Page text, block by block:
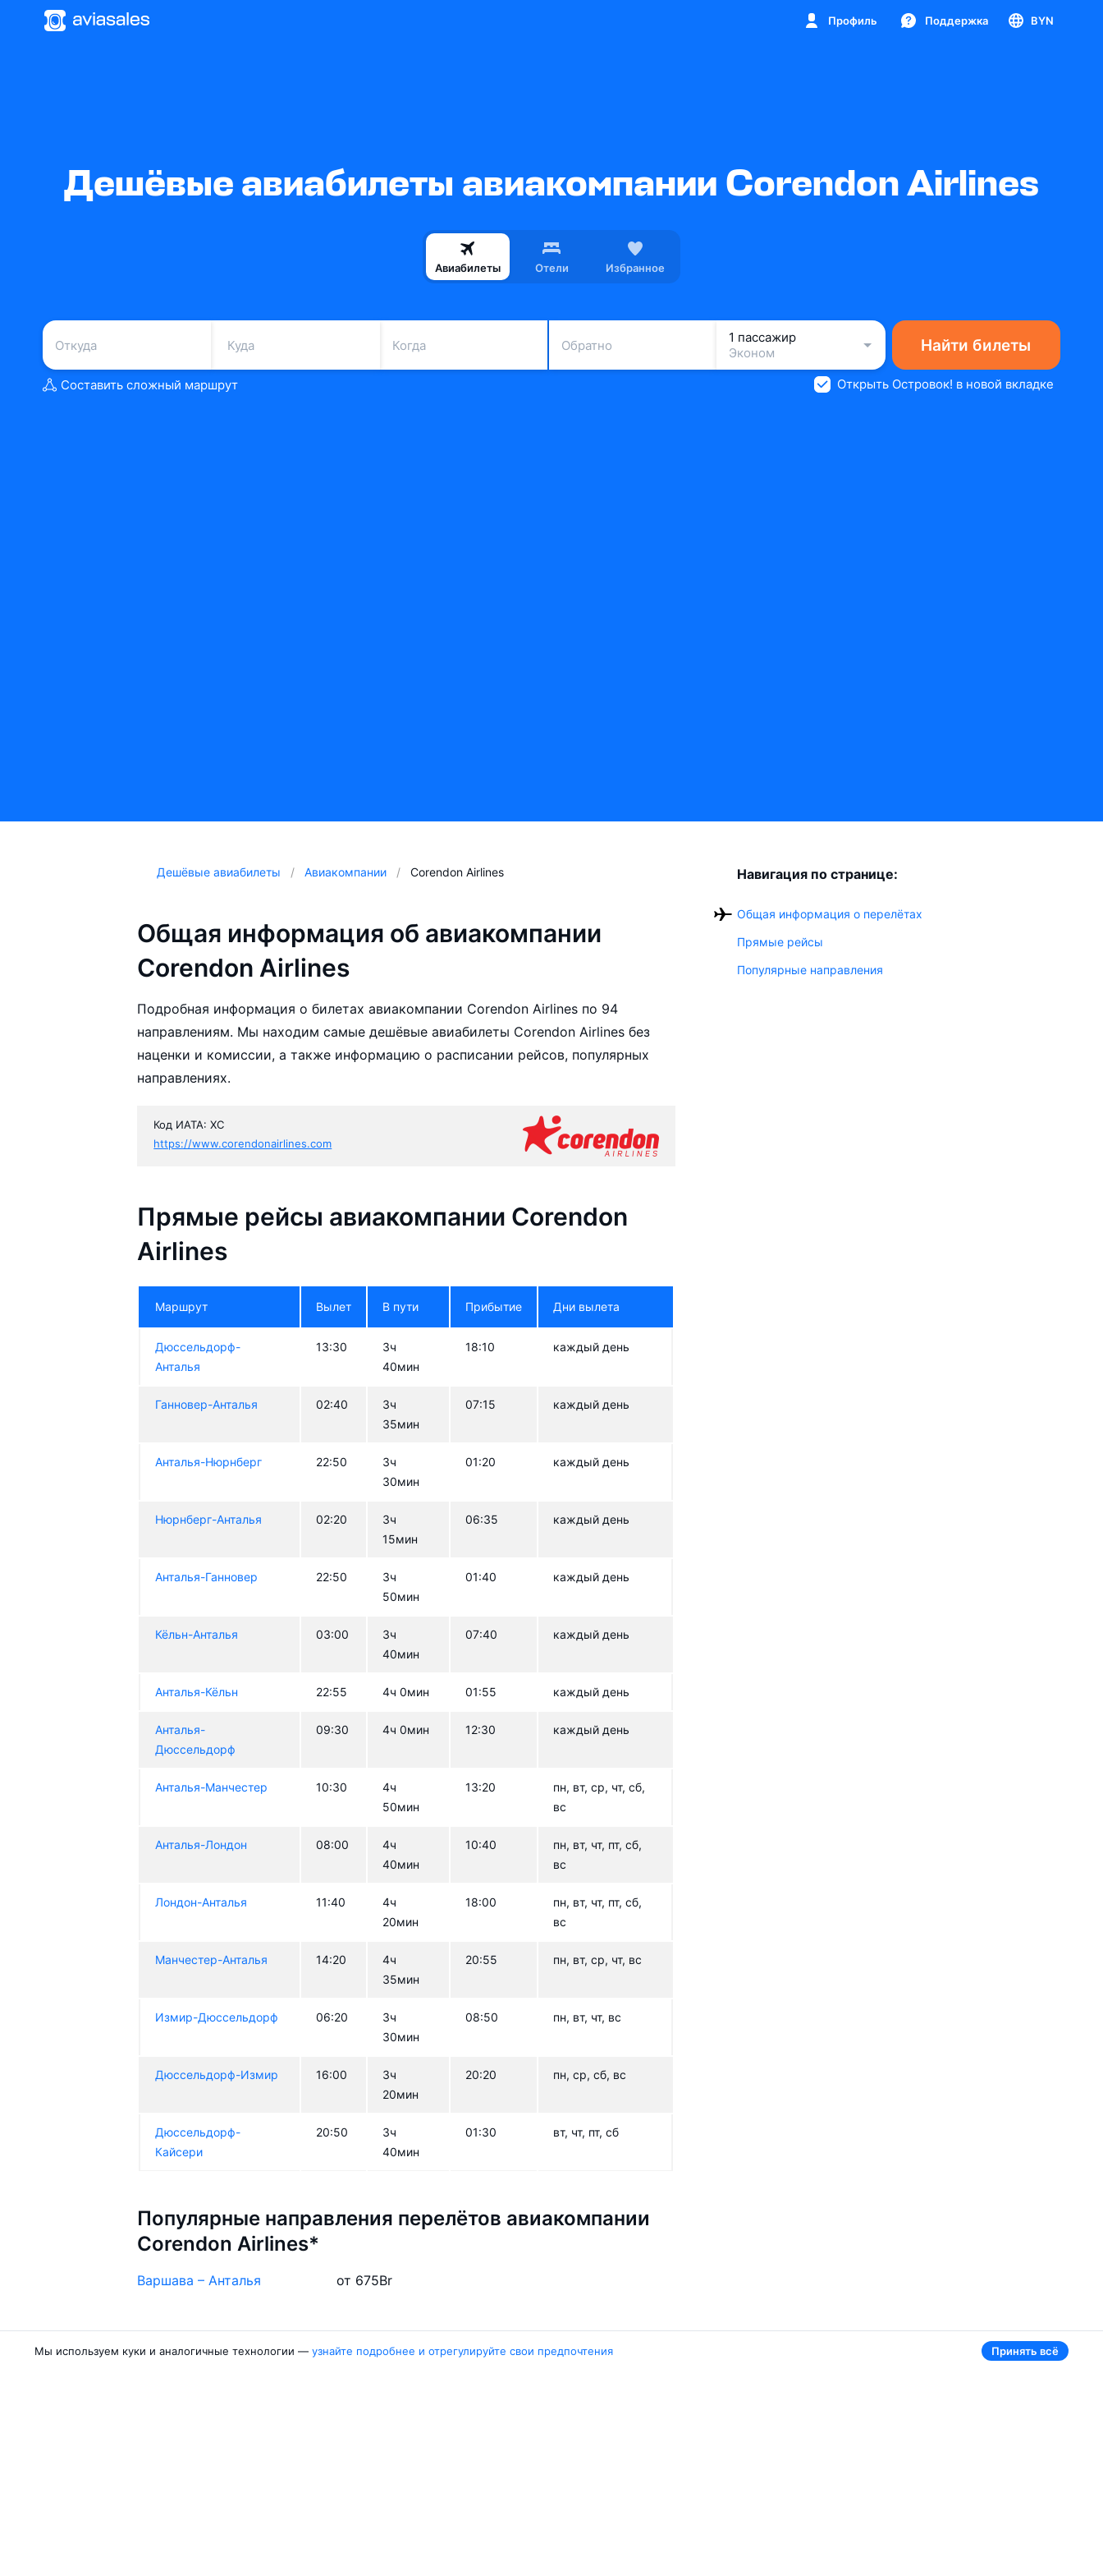
Профиль Поддержка BYN
Дешёвые авиабилеты авиакомпании Corendon Airlines
Авиабилеты Отели Избранное
Когда Обратно
1 пассажир
Эконом
Найти билеты
Составить сложный маршрут Открыть Островок! в новой вкладке
Дешёвые авиабилеты Авиакомпании Corendon Airlines
Общая информация об авиакомпании
Corendon Airlines
Подробная информация о билетах авиакомпании Corendon Airlines по 94
направлениям. Мы находим самые дешёвые авиабилеты Corendon Airlines без
наценки и комиссии, а также информацию о расписании рейсов, популярных
направлениях.
Код ИАТА: XC
https://www.corendonairlines.com
Прямые рейсы авиакомпании Corendon
Airlines
Маршрут Вылет В пути Прибытие Дни вылета
Дюссельдорф-
Анталья
13:30
3ч
40мин
18:10 каждый день
Ганновер-Анталья 02:40
3ч
35мин
07:15 каждый день
Анталья-Нюрнберг 22:50
3ч
30мин
01:20 каждый день
Нюрнберг-Анталья 02:20
3ч
15мин
06:35 каждый день
Анталья-Ганновер 22:50
3ч
50мин
01:40 каждый день
Кёльн-Анталья 03:00
3ч
40мин
07:40 каждый день
Анталья-Кёльн 22:55 4ч 0мин 01:55 каждый день
Анталья-
Дюссельдорф
09:30 4ч 0мин 12:30 каждый день
Анталья-Манчестер 10:30
4ч
50мин
13:20
пн, вт, ср, чт, сб,
вс
Анталья-Лондон 08:00
4ч
40мин
10:40
пн, вт, чт, пт, сб,
вс
Лондон-Анталья 11:40
4ч
20мин
18:00
пн, вт, чт, пт, сб,
вс
Манчестер-Анталья 14:20
4ч
35мин
20:55 пн, вт, ср, чт, вс
Измир-Дюссельдорф 06:20
3ч
30мин
08:50 пн, вт, чт, вс
Дюссельдорф-Измир 16:00
3ч
20мин
20:20 пн, ср, сб, вс
Дюссельдорф-
Кайсери
20:50
3ч
40мин
01:30 вт, чт, пт, сб
Популярные направления перелётов авиакомпании
Corendon Airlines*
Варшава – Анталья от 675Br
Навигация по странице:
Общая информация о перелётах
Прямые рейсы
Популярные направления
Мы используем куки и аналогичные технологии — узнайте подробнее и отрегулируйте свои предпочтения Принять всё